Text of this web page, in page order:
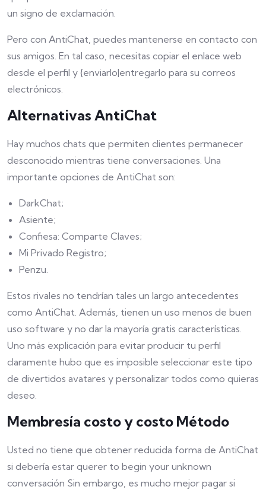
un signo de exclamación.
Pero con AntiChat, puedes mantenerse en contacto con
sus amigos. En tal caso, necesitas copiar el enlace web
desde el perfil y {enviarlo|entregarlo para su correos
electrónicos.
Alternativas AntiChat
Hay muchos chats que permiten clientes permanecer
desconocido mientras tiene conversaciones. Una
importante opciones de AntiChat son:
DarkChat;
Asiente;
Confiesa: Comparte Claves;
Mi Privado Registro;
Penzu.
Estos rivales no tendrían tales un largo antecedentes
como AntiChat. Además, tienen un uso menos de buen
uso software y no dar la mayoría gratis características.
Uno más explicación para evitar producir tu perfil
claramente hubo que es imposible seleccionar este tipo
de divertidos avatares y personalizar todos como quieras
deseo.
Membresía costo y costo Método
Usted no tiene que obtener reducida forma de AntiChat
si debería estar querer to begin your unknown
conversación Sin embargo, es mucho mejor pagar si